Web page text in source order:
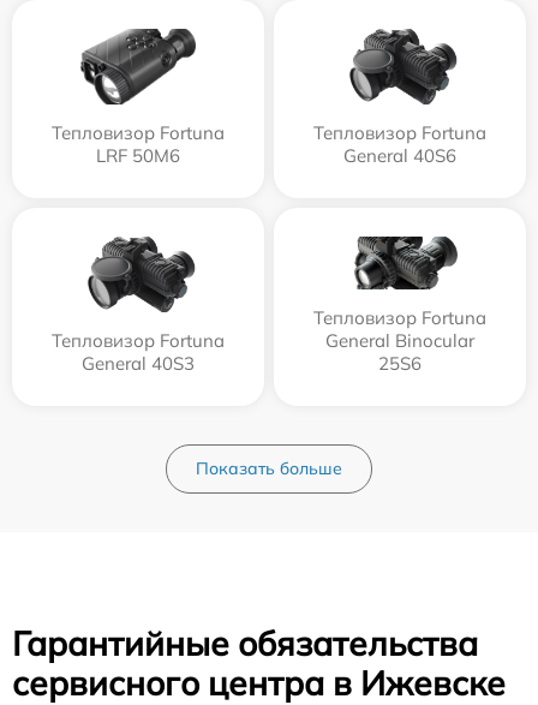
Тепловизор Fortuna
LRF 50M6
Тепловизор Fortuna
General 40S6
Тепловизор Fortuna
General 40S3
Тепловизор Fortuna
General Binocular
25S6
Показать больше
Гарантийные обязательства
сервисного центра в Ижевске